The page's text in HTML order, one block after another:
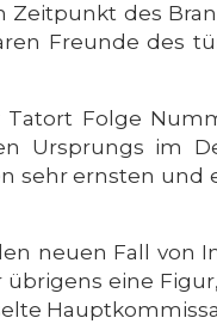
des
Freunde des
Folge
Ursprungs im
sehr ernsten und
neuen Fall von
übrigens eine